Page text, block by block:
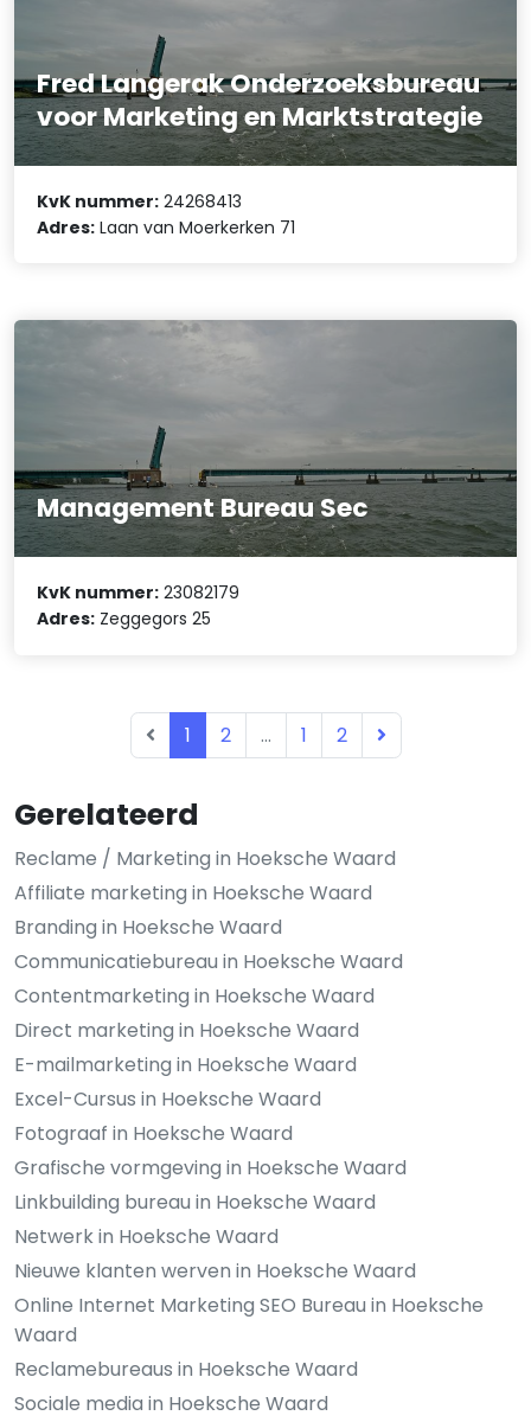
Gerelateerd
Reclame / Marketing in Hoeksche Waard
Affiliate marketing in Hoeksche Waard
Branding in Hoeksche Waard
Communicatiebureau in Hoeksche Waard
Contentmarketing in Hoeksche Waard
Direct marketing in Hoeksche Waard
E-mailmarketing in Hoeksche Waard
Excel-Cursus in Hoeksche Waard
Fotograaf in Hoeksche Waard
Grafische vormgeving in Hoeksche Waard
Linkbuilding bureau in Hoeksche Waard
Netwerk in Hoeksche Waard
Nieuwe klanten werven in Hoeksche Waard
Online Internet Marketing SEO Bureau in Hoeksche
Waard
Reclamebureaus in Hoeksche Waard
Sociale media in Hoeksche Waard
Fred Langerak Onderzoeksbureau
voor Marketing en Marktstrategie
KvK nummer: 24268413
Adres: Laan van Moerkerken 71
Management Bureau Sec
KvK nummer: 23082179
Adres: Zeggegors 25
1 2 ... 1 2